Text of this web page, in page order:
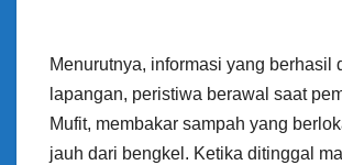
Menurutnya, informasi yang berhasil
lapangan, peristiwa berawal saat
Mufit, membakar sampah yang
jauh dari bengkel. Ketika ditinggal